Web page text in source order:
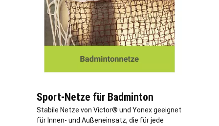
Sport-Netze für Badminton
Stabile Netze von Victor® und Yonex geeignet
für Innen- und Außeneinsatz, die für jede